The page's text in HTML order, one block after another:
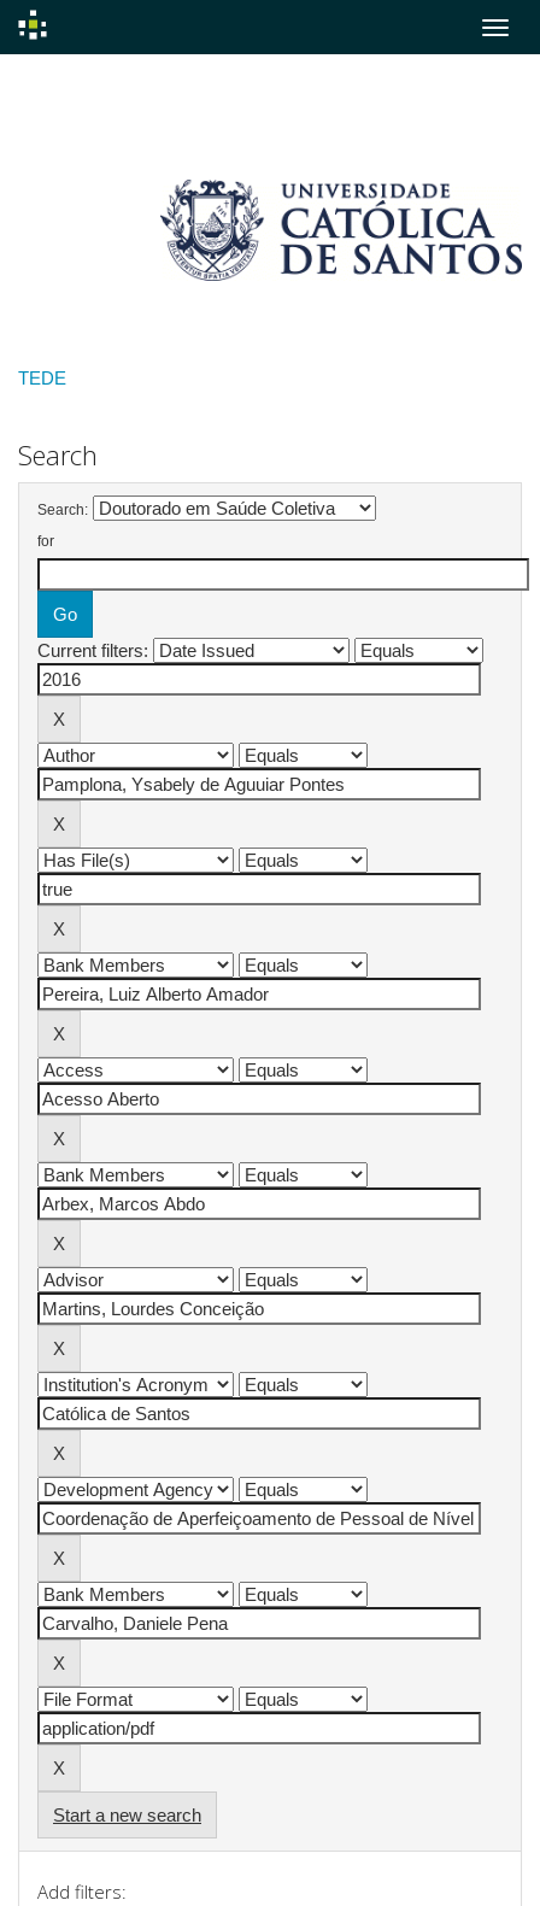
TEDE
Search
Search:
for
Current filters:
Start a new search
Add filters: